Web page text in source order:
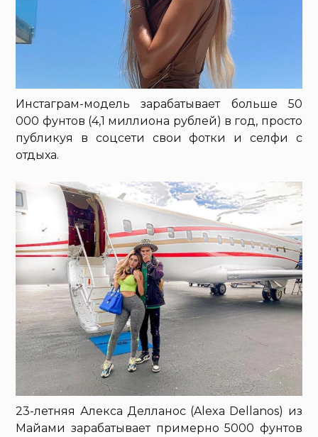
Инстаграм-модель зарабатывает больше 50
000 фунтов (4,1 миллиона рублей) в год, просто
публикуя в соцсети свои фотки и селфи с
отдыха.
23-летняя Алекса Делланос (Alexa Dellanos) из
Майами зарабатывает примерно 5000 фунтов